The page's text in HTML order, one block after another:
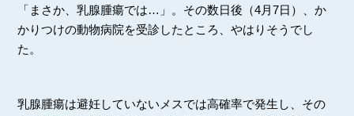
「まさか、乳腺腫瘍では…」。その数日後（4月7日）、か
かりつけの動物病院を受診したところ、やはりそうでし
た。
乳腺腫瘍は避妊していないメスでは高確率で発生し、その